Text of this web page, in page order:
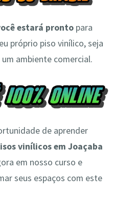
estará prontopara
próprio piso vinílico, seja
ambiente comercial.
de aprender
vinílicos em Joaçaba
em nosso curso e
seus espaços com este